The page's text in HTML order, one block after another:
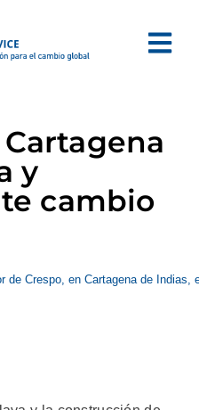
Cartagena
y
cambio